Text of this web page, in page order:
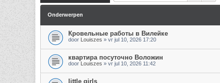
Onderwerpen
Кровельные работы в Вилейке
door Louiszes » vr jul 10, 2026 17:20
квартира посуточно Воложин
door Louiszes » vr jul 10, 2026 11:42
little girls